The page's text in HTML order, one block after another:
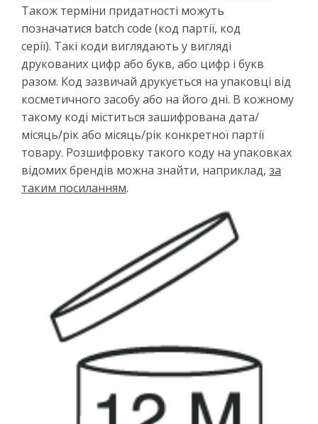
Також терміни придатності можуть
позначатися batch code (код партії, код
серії). Такі коди виглядають у вигляді
друкованих цифр або букв, або цифр і букв
разом. Код зазвичай друкується на упаковці від
косметичного засобу або на його дні. В кожному
такому коді міститься зашифрована дата/
місяць/рік або місяць/рік конкретної партії
товару. Розшифровку такого коду на упаковках
відомих брендів можна знайти, наприклад, за
таким посиланням.